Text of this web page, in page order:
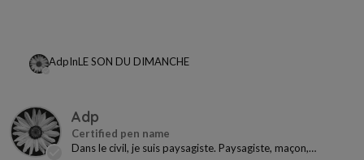
AdpInLE SON DU DIMANCHE
Adp
Dans le civil, je suis paysagiste. Paysagiste, maçon,